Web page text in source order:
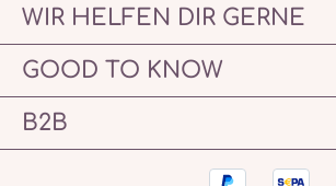
WIR HELFEN DIR GERNE
GOOD TO KNOW
B2B